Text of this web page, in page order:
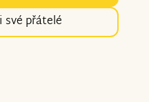
své přátelé